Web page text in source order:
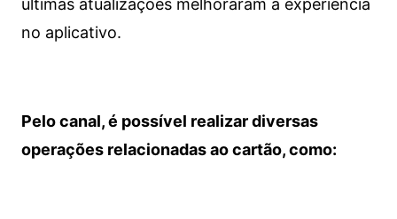
últimas atualizações melhoraram a experiência
no aplicativo.
Pelo canal, é possível realizar diversas
operações relacionadas ao cartão, como: